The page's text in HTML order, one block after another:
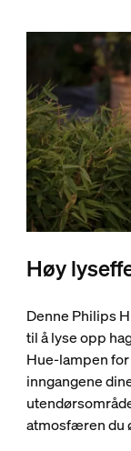
Høy
Denne Philips
til å lyse opp
Hue-lampen
inngangene
atmosfæren du